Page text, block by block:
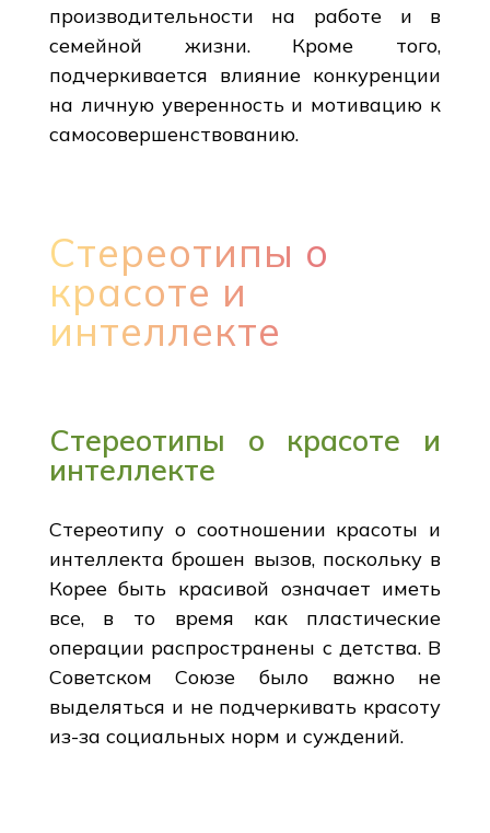
производительности на работе и в
семейной жизни. Кроме того,
подчеркивается влияние конкуренции
на личную уверенность и мотивацию к
самосовершенствованию.
Стереотипы о
красоте и
интеллекте
Стереотипы о красоте и
интеллекте
Стереотипу о соотношении красоты и
интеллекта брошен вызов, поскольку в
Корее быть красивой означает иметь
все, в то время как пластические
операции распространены с детства. В
Советском Союзе было важно не
выделяться и не подчеркивать красоту
из-за социальных норм и суждений.